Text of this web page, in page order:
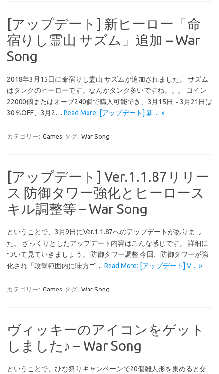
[アップデート] 新ヒーロー「命
宿りし霊山 サズム」追加 – War
Song
2018年3月15日に命宿りし霊山 サズムが追加されました。 サズム
はタンクのヒーローです。なんかタンク多いですね。。。 コイン
22000個またはオーブ240個で購入可能でき、3月15日～3月21日は
30％OFF、3月2… Read More: [アップデート] 新… »
カテゴリー: Games タグ: War Song
[アップデート] Ver.1.1.87リリー
ス 防御タワー強化とヒーロース
キル調整等 – War Song
ということで、3月9日にVer.1.1.87へのアップデートがありまし
た。 ざっくりとしたアップデート内容はこんな感じです。 詳細に
ついて見ていきましょう。 防御タワー調整 今回、防御タワーが強
化され「攻撃範囲内に味方ゴ… Read More: [アップデート] V… »
カテゴリー: Games タグ: War Song
ヴィッキーのアイコンをゲット
しました♪ – War Song
ということで、ひな祭りキャンペーンで20個雛人形を集めると交